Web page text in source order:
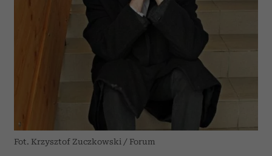
Fot. Krzysztof Zuczkowski / Forum